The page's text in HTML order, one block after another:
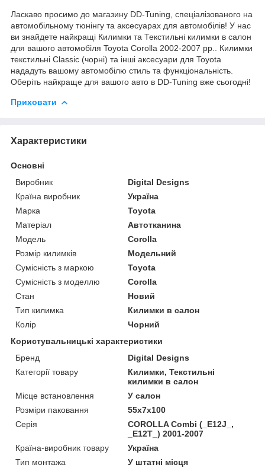
Ласкаво просимо до магазину DD-Tuning, спеціалізованого на
автомобільному тюнінгу та аксесуарах для автомобілів! У нас
ви знайдете найкращі Килимки та Текстильні килимки в салон
для вашого автомобіля Toyota Corolla 2002-2007 рр.. Килимки
текстильні Classic (чорні) та інші аксесуари для Toyota
нададуть вашому автомобілю стиль та функціональність.
Оберіть найкраще для вашого авто в DD-Tuning вже сьогодні!
Приховати
Характеристики
Основні
Виробник
Digital Designs
Країна виробник
Україна
Марка
Toyota
Матеріал
Автотканина
Модель
Corolla
Розмір килимків
Модельний
Сумісність з маркою
Toyota
Сумісність з моделлю
Corolla
Стан
Новий
Тип килимка
Килимки в салон
Колір
Чорний
Користувальницькі характеристики
Бренд
Digital Designs
Категорії товару
Килимки, Текстильні
килимки в салон
Місце встановлення
У салон
Розміри паковання
55x7x100
Серія
COROLLA Combi (_E12J_,
_E12T_) 2001-2007
Країна-виробник товару
Україна
Тип монтажа
У штатні місця